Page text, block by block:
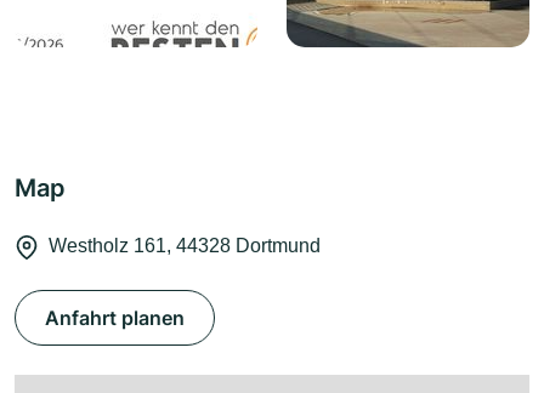
Map
Westholz 161, 44328 Dortmund
Anfahrt planen